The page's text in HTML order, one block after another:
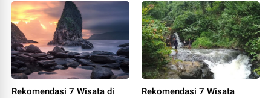
Rekomendasi 7 Wisata di
Rekomendasi 7 Wisata